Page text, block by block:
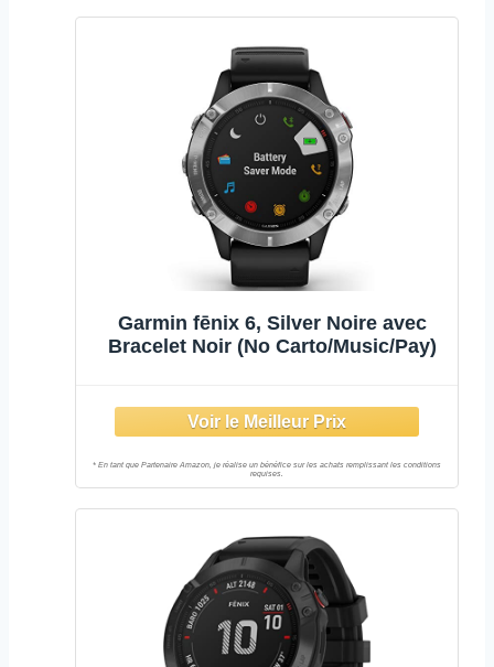
Garmin fēnix 6, Silver Noire avec
Bracelet Noir (No Carto/Music/Pay)